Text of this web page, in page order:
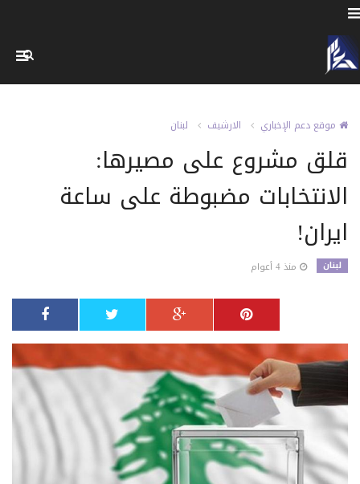
موقع دعم الإخباري الارشيف لبنان
قلق مشروع على مصيرها:
الانتخابات مضبوطة على ساعة
ايران!
لبنان منذ 4 أعوام